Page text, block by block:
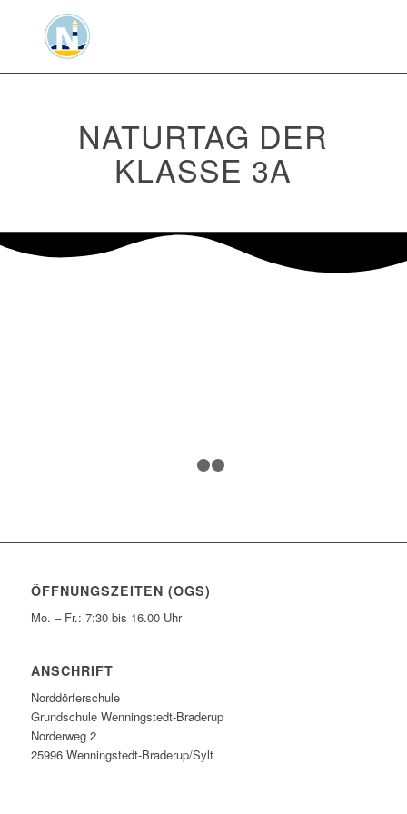
NATURTAG DER
KLASSE 3A
ÖFFNUNGSZEITEN (OGS)
Mo. – Fr.: 7:30 bis 16.00 Uhr
ANSCHRIFT
Norddörferschule
Grundschule Wenningstedt-Braderup
Norderweg 2
25996 Wenningstedt-Braderup/Sylt